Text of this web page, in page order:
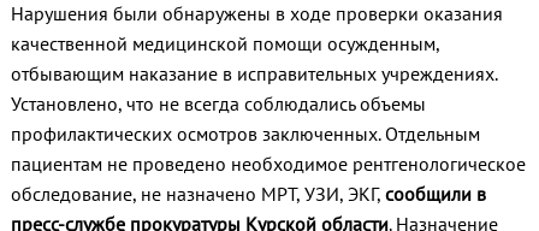
Нарушения были обнаружены в ходе проверки оказания
качественной медицинской помощи осужденным,
отбывающим наказание в исправительных учреждениях.
Установлено, что не всегда соблюдались объемы
профилактических осмотров заключенных. Отдельным
пациентам не проведено необходимое рентгенологическое
обследование, не назначено МРТ, УЗИ, ЭКГ, сообщили в
пресс-службе прокуратуры Курской области. Назначение